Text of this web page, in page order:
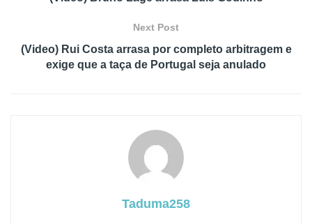
Next Post
(Video) Rui Costa arrasa por completo arbitragem e
exige que a taça de Portugal seja anulado
Taduma258